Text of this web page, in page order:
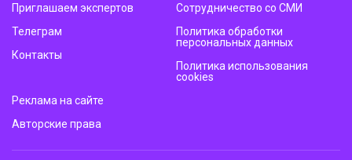
Приглашаем экспертов
Телеграм
Контакты
Сотрудничество со СМИ
Политика обработки
персональных данных
Политика использования
cookies
Реклама на сайте
Авторские права